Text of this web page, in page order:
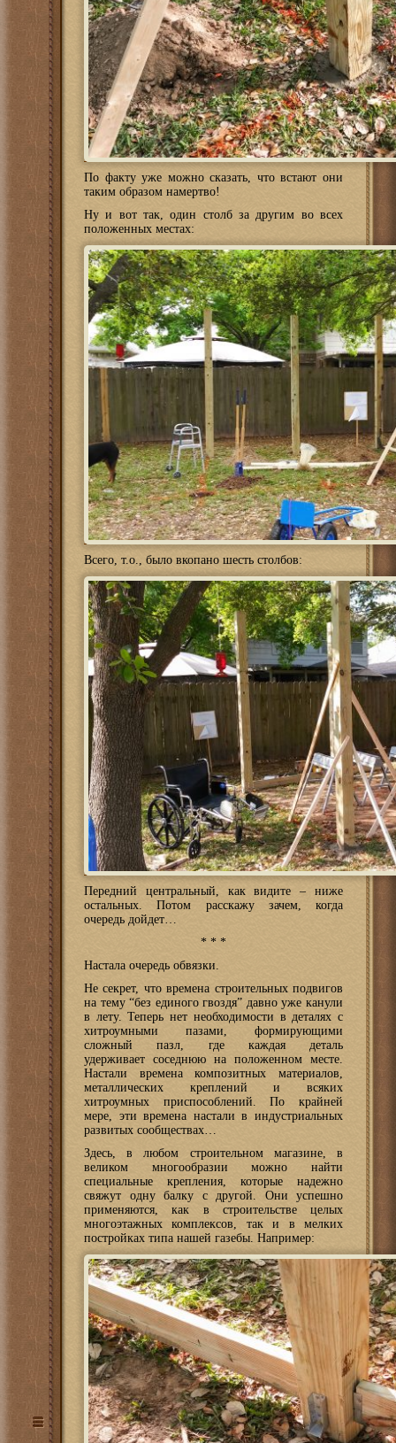
По факту уже можно сказать, что встают они
таким образом намертво!
Ну и вот так, один столб за другим во всех
положенных местах:
Всего, т.о., было вкопано шесть столбов:
Передний центральный, как видите – ниже
остальных. Потом расскажу зачем, когда
очередь дойдет…
* * *
Настала очередь обвязки.
Не секрет, что времена строительных подвигов
на тему “без единого гвоздя” давно уже канули
в лету. Теперь нет необходимости в деталях с
хитроумными пазами, формирующими
сложный пазл, где каждая деталь
удерживает соседнюю на положенном месте.
Настали времена композитных материалов,
металлических креплений и всяких
хитроумных приспособлений. По крайней
мере, эти времена настали в индустриальных
развитых сообществах…
Здесь, в любом строительном магазине, в
великом многообразии можно найти
специальные крепления, которые надежно
свяжут одну балку с другой. Они успешно
применяются, как в строительстве целых
многоэтажных комплексов, так и в мелких
постройках типа нашей газебы. Например: